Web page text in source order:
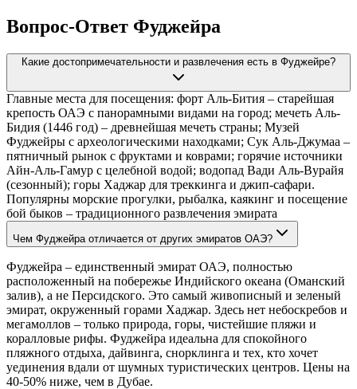
Вопрос-Ответ Фуджейра
Какие достопримечательности и развлечения есть в Фуджейре?
Главные места для посещения: форт Аль-Бития – старейшая
крепость ОАЭ с панорамными видами на город; мечеть Аль-
Бидия (1446 год) – древнейшая мечеть страны; Музей
Фуджейры с археологическими находками; Сук Аль-Джумаа –
пятничный рынок с фруктами и коврами; горячие источники
Айн-Аль-Гамур с целебной водой; водопад Вади Аль-Вурайя
(сезонный); горы Хаджар для треккинга и джип-сафари.
Популярны морские прогулки, рыбалка, каякинг и посещение
бой быков – традиционного развлечения эмирата
Чем Фуджейра отличается от других эмиратов ОАЭ?
Фуджейра – единственный эмират ОАЭ, полностью
расположенный на побережье Индийского океана (Оманский
залив), а не Персидского. Это самый живописный и зеленый
эмират, окруженный горами Хаджар. Здесь нет небоскребов и
мегамоллов – только природа, горы, чистейшие пляжи и
коралловые рифы. Фуджейра идеальна для спокойного
пляжного отдыха, дайвинга, снорклинга и тех, кто хочет
уединения вдали от шумных туристических центров. Цены на
40-50% ниже, чем в Дубае.